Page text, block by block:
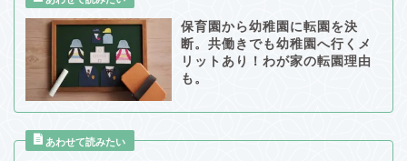
保育園から幼稚園に転園を決
断。共働きでも幼稚園へ行くメ
リットあり！わが家の転園理由
も。